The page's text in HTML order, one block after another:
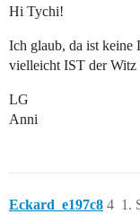
Hi Tychi!
Ich glaub, da ist
vielleicht IST der Witz
LG
Anni
Eckard_e197c8 1.
4